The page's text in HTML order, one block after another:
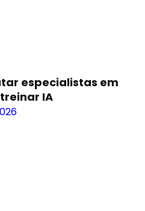
especialistas em
IA